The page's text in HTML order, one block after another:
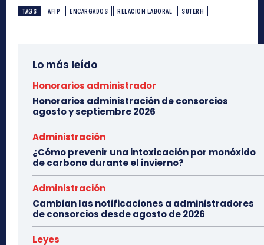
TAGS AFIP ENCARGADOS RELACION LABORAL SUTERH
Lo más leído
Honorarios administrador
Honorarios administración de consorcios
agosto y septiembre 2026
Administración
¿Cómo prevenir una intoxicación por monóxido
de carbono durante el invierno?
Administración
Cambian las notificaciones a administradores
de consorcios desde agosto de 2026
Leyes